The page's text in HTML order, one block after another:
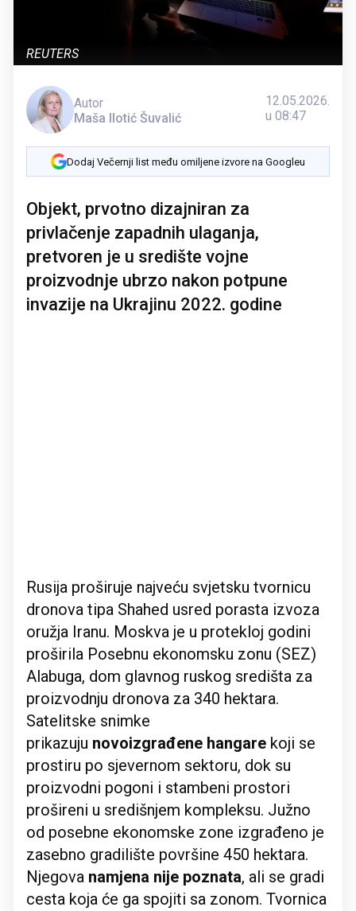
REUTERS
Autor
Maša Ilotić Šuvalić
12.05.2026.
u 08:47
Dodaj Večernji list među omiljene izvore na Googleu
Objekt, prvotno dizajniran za
privlačenje zapadnih ulaganja,
pretvoren je u središte vojne
proizvodnje ubrzo nakon potpune
invazije na Ukrajinu 2022. godine
Rusija proširuje najveću svjetsku tvornicu
dronova tipa Shahed usred porasta izvoza
oružja Iranu. Moskva je u protekloj godini
proširila Posebnu ekonomsku zonu (SEZ)
Alabuga, dom glavnog ruskog središta za
proizvodnju dronova za 340 hektara.
Satelitske snimke
prikazuju novoizgrađene hangare koji se
prostiru po sjevernom sektoru, dok su
proizvodni pogoni i stambeni prostori
prošireni u središnjem kompleksu. Južno
od posebne ekonomske zone izgrađeno je
zasebno gradilište površine 450 hektara.
Njegova namjena nije poznata, ali se gradi
cesta koja će ga spojiti sa zonom. Tvornica